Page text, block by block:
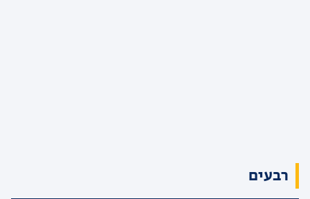
רבעים